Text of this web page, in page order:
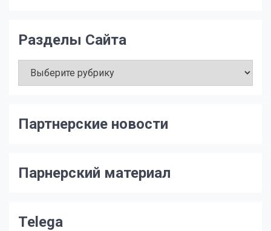
Разделы Сайта
Сайта
Партнерские новости
Парнерский материал
Telega